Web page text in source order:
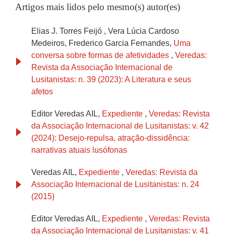
Artigos mais lidos pelo mesmo(s) autor(es)
Elias J. Torres Feijó , Vera Lúcia Cardoso
Medeiros, Frederico Garcia Fernandes, Uma
conversa sobre formas de afetividades , Veredas:
Revista da Associação Internacional de
Lusitanistas: n. 39 (2023): A Literatura e seus
afetos
Editor Veredas AIL, Expediente , Veredas: Revista
da Associação Internacional de Lusitanistas: v. 42
(2024): Desejo-repulsa, atração-dissidência:
narrativas atuais lusófonas
Veredas AIL, Expediente , Veredas: Revista da
Associação Internacional de Lusitanistas: n. 24
(2015)
Editor Veredas AIL, Expediente , Veredas: Revista
da Associação Internacional de Lusitanistas: v. 41